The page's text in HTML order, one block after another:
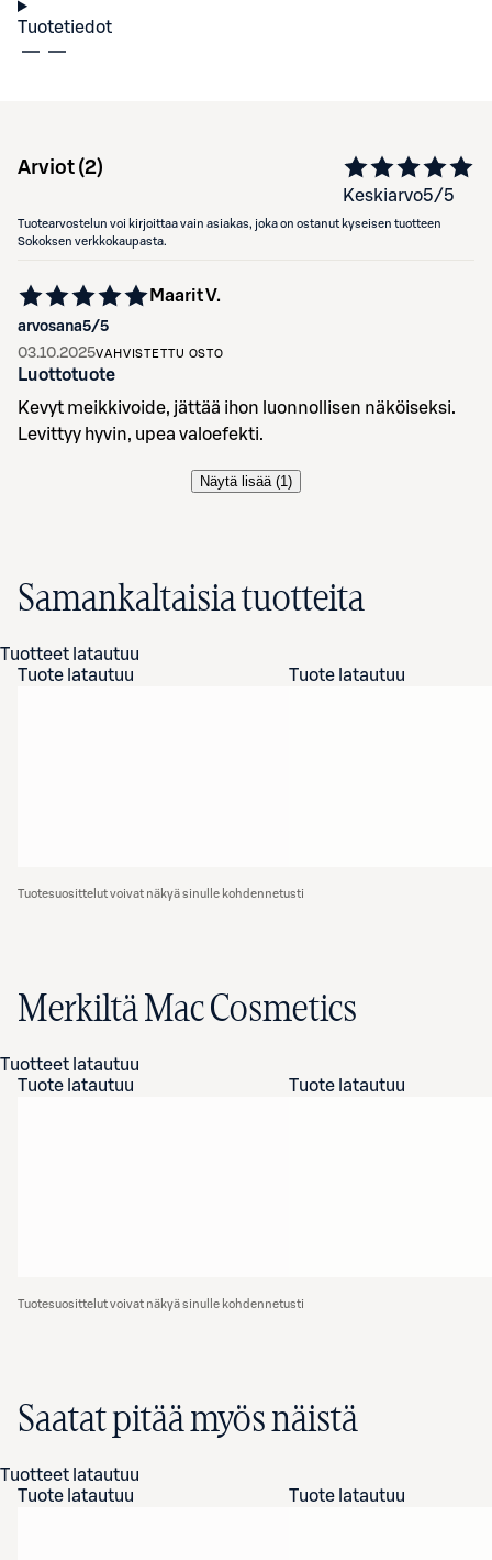
Tuotetiedot
Arviot (2)
Keskiarvo5/5
Tuotearvostelun voi kirjoittaa vain asiakas, joka on ostanut kyseisen tuotteen
Sokoksen verkkokaupasta.
arvosana5/5
Maarit V.
03.10.2025VAHVISTETTU OSTO
Luottotuote
Kevyt meikkivoide, jättää ihon luonnollisen näköiseksi.
Levittyy hyvin, upea valoefekti.
Näytä lisää (1)
Samankaltaisia tuotteita
Tuotteet latautuu
Tuote latautuu
Tuote latautuu
Tuotesuosittelut voivat näkyä sinulle kohdennetusti
Merkiltä Mac Cosmetics
Tuotteet latautuu
Tuote latautuu
Tuote latautuu
Tuotesuosittelut voivat näkyä sinulle kohdennetusti
Saatat pitää myös näistä
Tuotteet latautuu
Tuote latautuu
Tuote latautuu